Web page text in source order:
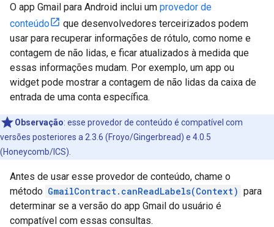
O app Gmail para Android inclui um provedor de
conteúdo
que desenvolvedores terceirizados podem
usar para recuperar informações de rótulo, como nome e
contagem de não lidas, e ficar atualizados à medida que
essas informações mudam. Por exemplo, um app ou
widget pode mostrar a contagem de não lidas da caixa de
entrada de uma conta específica.
Observação: esse provedor de conteúdo é compatível com
versões posteriores a 2.3.6 (Froyo/Gingerbread) e 4.0.5
(Honeycomb/ICS).
Antes de usar esse provedor de conteúdo, chame o
método GmailContract.canReadLabels(Context) para
determinar se a versão do app Gmail do usuário é
compatível com essas consultas.